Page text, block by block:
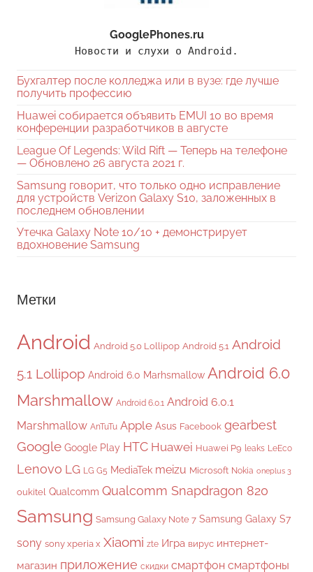
GooglePhones.ru
Новости и слухи о Android.
Бухгалтер после колледжа или в вузе: где лучше
получить профессию
Huawei собирается объявить EMUI 10 во время
конференции разработчиков в августе
League Of Legends: Wild Rift — Теперь на телефоне
— Обновлено 26 августа 2021 г.
Samsung говорит, что только одно исправление
для устройств Verizon Galaxy S10, заложенных в
последнем обновлении
Утечка Galaxy Note 10/10 + демонстрирует
вдохновение Samsung
Метки
Android Android 5.0 Lollipop Android 5.1 Android
5.1 Lollipop Android 6.0 Marhsmallow Android 6.0
Marshmallow Android 6.0.1 Android 6.0.1
Marshmallow AnTuTu Apple Asus Facebook gearbest
Google Google Play HTC Huawei Huawei P9 leaks LeEco
Lenovo LG LG G5 MediaTek meizu Microsoft Nokia oneplus 3
oukitel Qualcomm Qualcomm Snapdragon 820
Samsung Samsung Galaxy Note 7 Samsung Galaxy S7
sony sony xperia x Xiaomi zte Игра вирус интернет-
магазин приложение скидки смартфон смартфоны